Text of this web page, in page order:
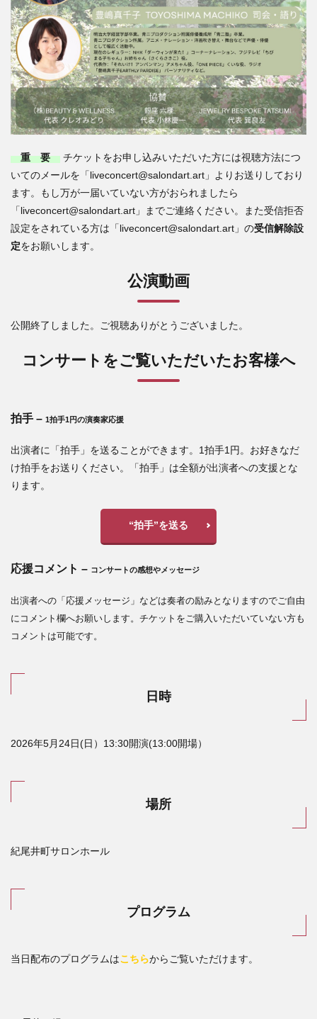
重 要 チケットをお申し込みいただいた方には視聴方法につ
いてのメールを「liveconcert@salondart.art」よりお送りしており
ます。もし万が一届いていない方がおられましたら
「liveconcert@salondart.art」までご連絡ください。また受信拒否
設定をされている方は「liveconcert@salondart.art」の受信解除設
定をお願いします。
公演動画
公開終了しました。ご視聴ありがとうございました。
コンサートをご覧いただいたお客様へ
拍手 – 1拍手1円の演奏家応援
出演者に「拍手」を送ることができます。1拍手1円。お好きなだ
け拍手をお送りください。「拍手」は全額が出演者への支援とな
ります。
“拍手”を送る
応援コメント – コンサートの感想やメッセージ
出演者への「応援メッセージ」などは奏者の励みとなりますのでご自由
にコメント欄へお願いします。 チケットをご購入いただいていない方も
コメントは可能です。
日時
2026年5月24日(日）13:30開演(13:00開場）
場所
紀尾井町サロンホール
プログラム
当日配布のプログラムはこちらからご覧いただけます。